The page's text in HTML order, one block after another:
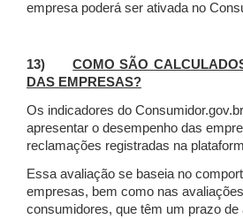
empresa poderá ser ativada no
13)COMO SÃO
DAS EMPRESAS?
Os indicadores do
apresentar o desempenho das
reclamações registradas na
Essa avaliação se baseia no
empresas, bem como nas
consumidores, que têm um prazo de